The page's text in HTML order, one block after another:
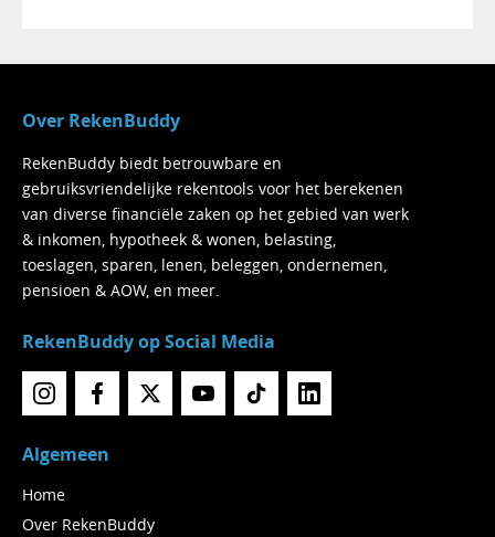
Over RekenBuddy
RekenBuddy biedt betrouwbare en
gebruiksvriendelijke rekentools voor het berekenen
van diverse financiële zaken op het gebied van werk
& inkomen, hypotheek & wonen, belasting,
toeslagen, sparen, lenen, beleggen, ondernemen,
pensioen & AOW, en meer.
RekenBuddy op Social Media
Algemeen
Home
Over RekenBuddy